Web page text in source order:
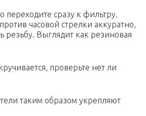
переходите сразу к фильтру.
часовой стрелки аккуратно,
резьбу. Выглядит как резиновая
проверьте нет ли
таким образом укрепляют